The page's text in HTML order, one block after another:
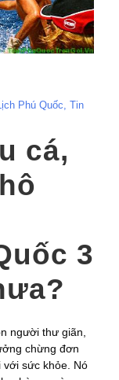
Phú Quốc Tin
cá,
3
người thư giãn,
chừng đơn
với sức khỏe. Nó